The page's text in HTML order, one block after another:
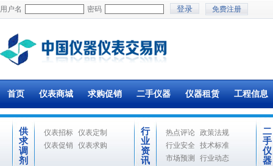
用户名 密码 免费注册
首页 仪表商城 求购促销 二手仪器 仪器租赁 工程信息
供
求
调
剂
仪表招标 仪表定制
仪表促销
仪表求购
行
业
资
讯
热点评论 政策法规
行业安全
技术标准
市场预测
行业动态
二
手
仪
器